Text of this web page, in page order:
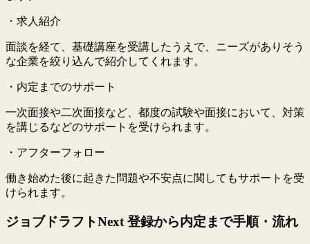
・求人紹介
面談を経て、基礎講座を受講したうえで、ニーズがありそう
な企業を絞り込んで紹介してくれます。
・内定までのサポート
一次面接や二次面接など、都度の試験や面接において、対策
を講じるなどのサポートを受けられます。
・アフターフォロー
働き始めた後に起きた問題や不安点に関してもサポートを受
けられます。
ジョブドラフトNext 登録から内定まで手順・流れ